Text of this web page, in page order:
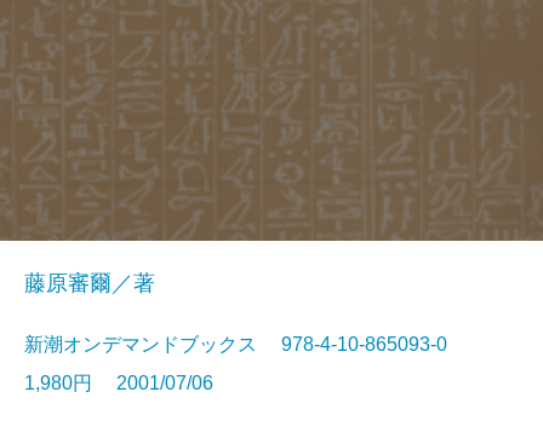
藤原審爾／著
新潮オンデマンドブックス 978-4-10-865093-0
1,980円 2001/07/06